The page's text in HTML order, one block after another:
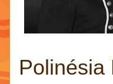
Polinésia